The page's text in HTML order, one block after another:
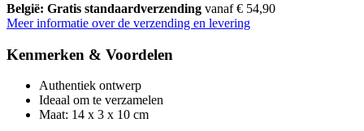
België: Gratis standaardverzending vanaf € 54,90
Meer informatie over de verzending en levering
Kenmerken & Voordelen
Authentiek ontwerp
Ideaal om te verzamelen
Maat: 14 x 3 x 10 cm